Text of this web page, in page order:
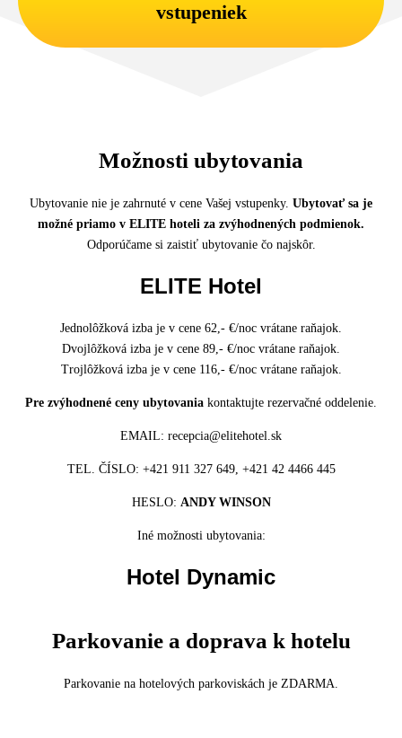
vstupeniek
Možnosti ubytovania
Ubytovanie nie je zahrnuté v cene Vašej vstupenky. Ubytovať sa je
možné priamo v ELITE hoteli za zvýhodnených podmienok.
Odporúčame si zaistiť ubytovanie čo najskôr.
ELITE Hotel
Jednolôžková izba je v cene 62,- €/noc vrátane raňajok.
Dvojlôžková izba je v cene 89,- €/noc vrátane raňajok.
Trojlôžková izba je v cene 116,- €/noc vrátane raňajok.
Pre zvýhodnené ceny ubytovania kontaktujte rezervačné oddelenie.
EMAIL: recepcia@elitehotel.sk
TEL. ČÍSLO: +421 911 327 649, +421 42 4466 445
HESLO: ANDY WINSON
Iné možnosti ubytovania:
Hotel Dynamic
Parkovanie a doprava k hotelu
Parkovanie na hotelových parkoviskách je ZDARMA.